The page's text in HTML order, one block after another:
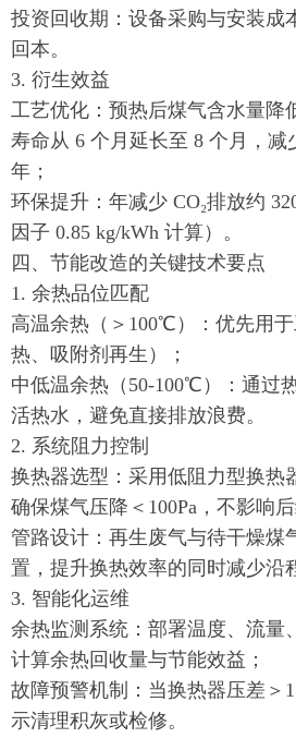
投资回收期：设备采购与安装成
回本。
3. 衍生效益
工艺优化：预热后煤气含水量降
寿命从 6 个月延长至 8 个月，减
年；
环保提升：年减少 CO₂排放约
因子 0.85 kg/kWh 计算）。
四、节能改造的关键技术要点
1. 余热品位匹配
高温余热（＞100℃）：优先用
热、吸附剂再生）；
中低温余热（50-100℃）：通过
活热水，避免直接排放浪费。
2. 系统阻力控制
换热器选型：采用低阻力型换热
确保煤气压降＜100Pa，不影响后
管路设计：再生废气与待干燥煤
置，提升换热效率的同时减少沿
3. 智能化运维
余热监测系统：部署温度、流量
计算余热回收量与节能效益；
故障预警机制：当换热器压差＞
示清理积灰或检修。